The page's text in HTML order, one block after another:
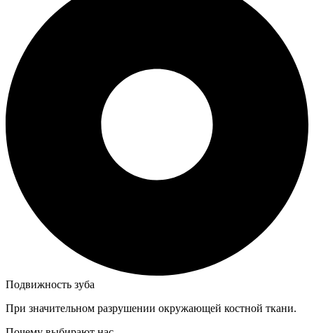
Подвижность зуба
При значительном разрушении окружающей костной ткани.